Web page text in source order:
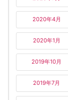
2020年4月
2020年1月
2019年10月
2019年7月